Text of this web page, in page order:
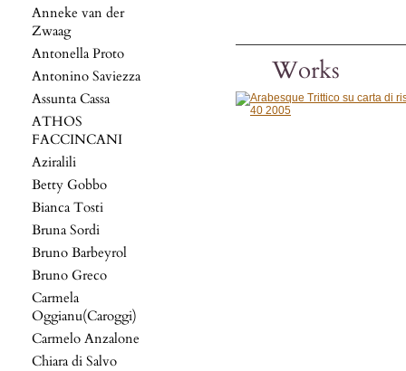
Anneke van der
Zwaag
Antonella Proto
Antonino Saviezza
Assunta Cassa
ATHOS
FACCINCANI
Aziralili
Betty Gobbo
Bianca Tosti
Bruna Sordi
Bruno Barbeyrol
Bruno Greco
Carmela
Oggianu(Caroggi)
Carmelo Anzalone
Chiara di Salvo
Works